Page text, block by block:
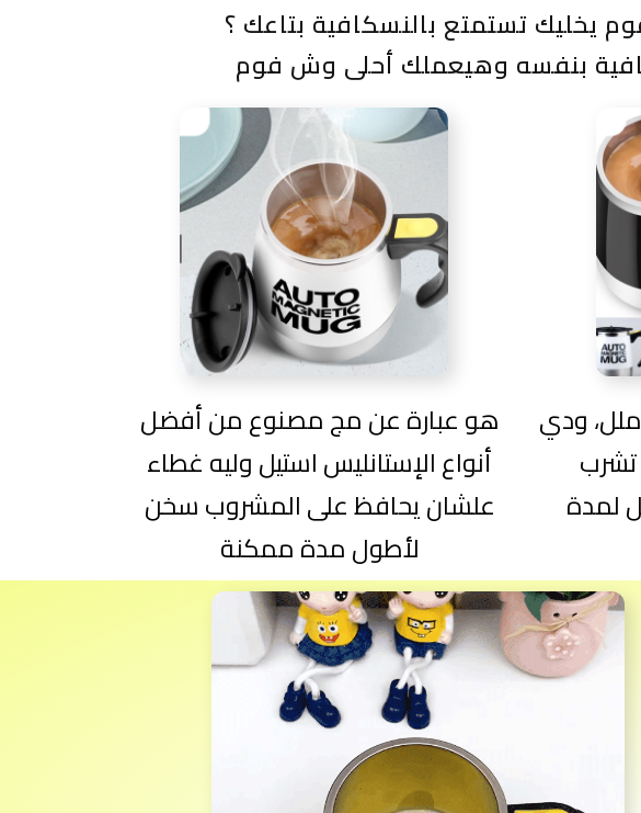
يخليك تستمتع بالنسكافية بتاعك ؟
بنفسه وهيعملك أحلى وش فوم
هو عبارة عن مج مصنوع من أفضل
أنواع الإستانليس استيل وليه غطاء
علشان يحافظ على المشروب سخن
لأطول مدة ممكنة
سعه مج التقليب الذاتي 400 ملل، ودي
لمدة